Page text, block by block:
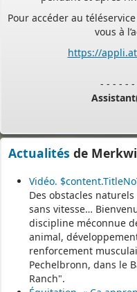
Pour accéder au
vous à
Vous trouverez les
et MAM par commune sur
Il est mis à
Le sitehttps://monenfant.fr/
des
- - - - - -
Actualités de
Vidéo.
Des obstacles
sans vitesse…
discipline méconnue
animal,
renforcement
Pechelbronn, dans le
Ranch".